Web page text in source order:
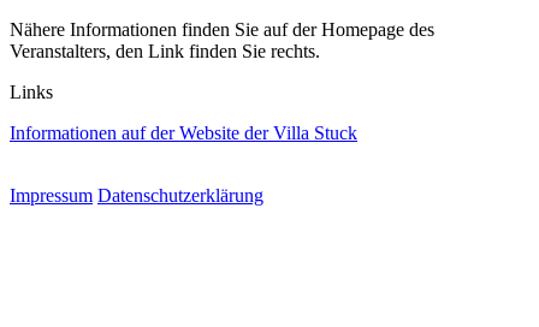
Nähere Informationen finden Sie auf der Homepage des
Veranstalters, den Link finden Sie rechts.
Links
Informationen auf der Website der Villa Stuck
Impressum Datenschutzerklärung